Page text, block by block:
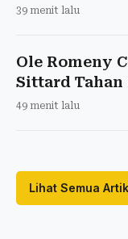
39 menit lalu
Ole Romeny
Sittard Tahan
49 menit lalu
Lihat Semua